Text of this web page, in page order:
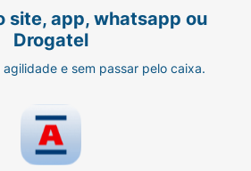
site, app, whatsapp ou
Drogatel
agilidade e sem passar pelo caixa.